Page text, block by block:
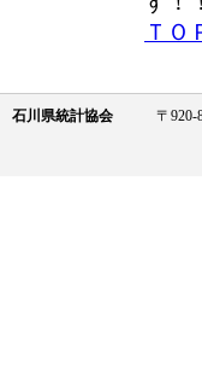
ＴＯ
石川県統計協会
〒920-
石川県県民文化ス
TEL 076-225-